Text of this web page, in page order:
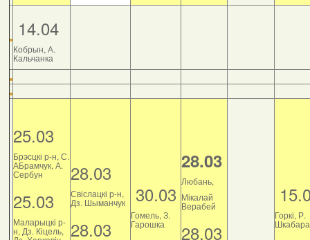
14.04
Кобрын, А.
Кальчанка
25.03
Брэсцкі р-н, С.
АБрамчук, А.
Сербун
25.03
Маларыцкі р-
н, Дз. Кіцель,
28.03
Свіслацкі р-н,
Дз. Шыманчук
28.03
30.03
Гомель, З.
Гарошка
28.03
Любань,
Мікалай
Верабей
28.03
Горкі, Р.
Шкабара